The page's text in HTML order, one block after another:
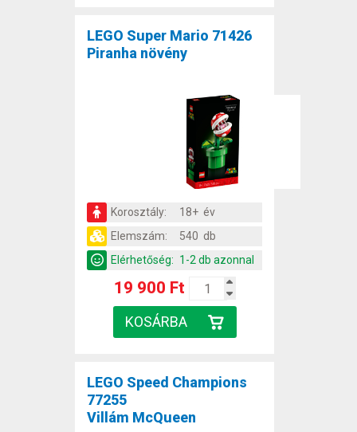
LEGO Super Mario 71426
Piranha növény
Korosztály:
18+ év
Elemszám:
540 db
Elérhetőség: 1-2 db azonnal
19 900 Ft
LEGO Speed Champions
77255
Villám McQueen